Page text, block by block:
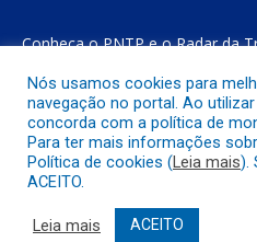
Conheça oPNTPe oRadar da
Todos os direitos reservados a
Mapa do Site
Acessar o
Nós usamos cookies para
navegação no portal. Ao
concorda com a política de
Para ter mais informações
Política de cookies (Leia mais).
ACEITO.
Leia mais ACEITO